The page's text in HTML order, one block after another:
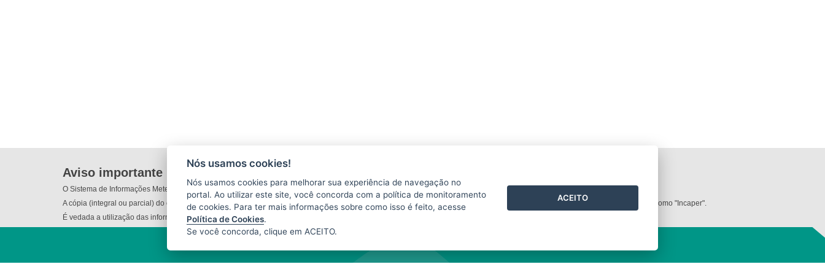
Aviso importante
O Sistema de Informações Meteorológicas do Incaper (SIM) não se responsabiliza pelo uso indevido das informações e/ou dos produtos disponibilizados neste
A cópia (integral ou parcial) do conteúdo disponibilizado neste website depende da expressa autorização do SIM. A fonte das informações e dados deve ser mencionada sempre como "Incaper".
É vedada a utilização das informações e/ou dos produtos disponibilizados neste
Nós usamos cookies!
Nós usamos cookies para melhorar sua experiência de navegação no
portal. Ao utilizar este site, você concorda com a política de monitoramento
de cookies. Para ter mais informações sobre como isso é feito, acesse
Política de Cookies.
Se você concorda, clique em ACEITO.
ACEITO